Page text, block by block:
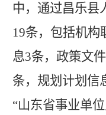
中，通过昌乐县
19条，包括机构
息3条， 政策文
条， 规划计划 信
“山东省事业单